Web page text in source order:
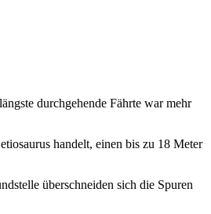
durchgehende Fährte war mehr
handelt, einen bis zu 18 Meter
überschneiden sich die Spuren